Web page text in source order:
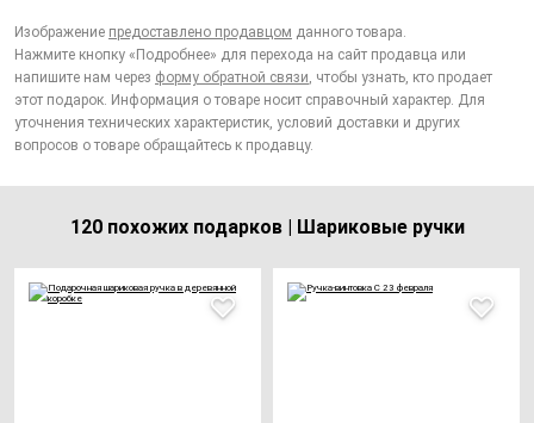
Изображение предоставлено продавцом данного товара.
Нажмите кнопку «Подробнее» для перехода на сайт продавца или
напишите нам через форму обратной связи, чтобы узнать, кто продает
этот подарок. Информация о товаре носит справочный характер. Для
уточнения технических характеристик, условий доставки и других
вопросов о товаре обращайтесь к продавцу.
120 похожих подарков | Шариковые ручки